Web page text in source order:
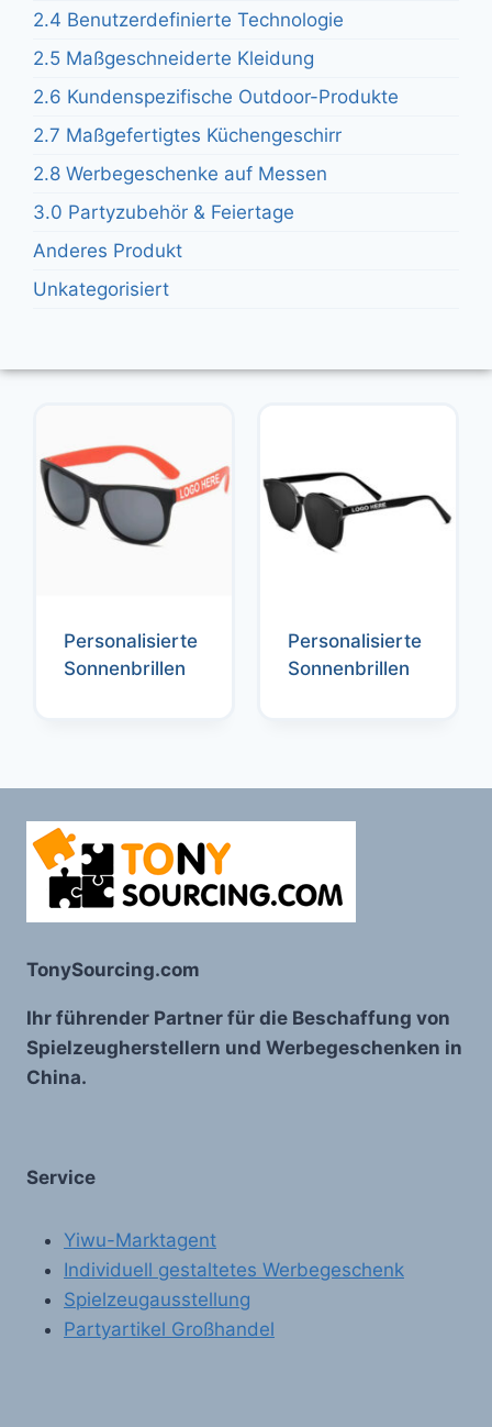
2.4 Benutzerdefinierte Technologie
2.5 Maßgeschneiderte Kleidung
2.6 Kundenspezifische Outdoor-Produkte
2.7 Maßgefertigtes Küchengeschirr
2.8 Werbegeschenke auf Messen
3.0 Partyzubehör & Feiertage
Anderes Produkt
Unkategorisiert
Personalisierte
Sonnenbrillen
Personalisierte
Sonnenbrillen
TonySourcing.com
Ihr führender Partner für die Beschaffung von
Spielzeugherstellern und Werbegeschenken in
China.
Service
Yiwu-Marktagent
Individuell gestaltetes Werbegeschenk
Spielzeugausstellung
Partyartikel Großhandel